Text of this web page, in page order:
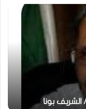
لكم جميعا…/ الشيخ